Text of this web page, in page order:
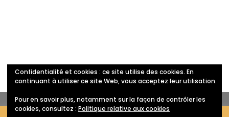
Politique de confidentialité
Confidentialité et cookies : ce site utilise des cookies. En
continuant à utiliser ce site Web, vous acceptez leur utilisation.
Pour en savoir plus, notamment sur la façon de contrôler les
cookies, consultez : Politique relative aux cookies